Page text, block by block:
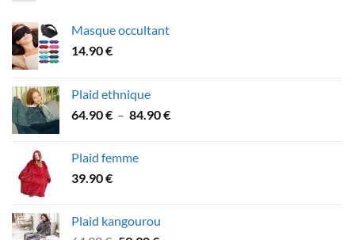
Masque occultant
14.90€
Plaid ethnique
64.90€ – 84.90€Plage
Plaid femme
39.90€
Plaid kangourou